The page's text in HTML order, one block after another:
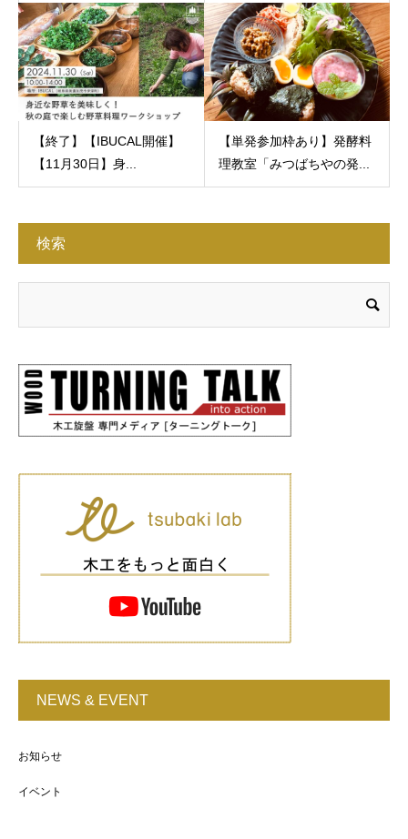
【終了】【IBUCAL開催】
【11月30日】身...
【単発参加枠あり】発酵料
理教室「みつばちやの発...
検索
NEWS & EVENT
お知らせ
イベント